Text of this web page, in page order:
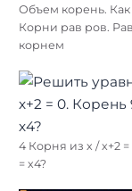
Объем корень.
Корни рав ров.
корнем
4 Корня из х / х+2
= х4?